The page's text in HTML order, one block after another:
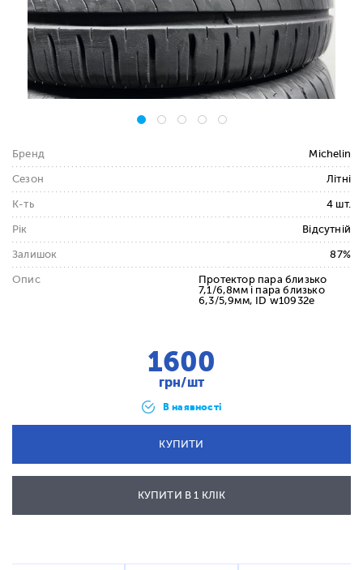
Бренд Michelin
Сезон Літні
К-ть 4 шт.
Рік Відсутній
Залишок 87%
Опис
Протектор пара близько
7,1/6,8мм і пара близько
6,3/5,9мм, ID w10932e
1600
грн/шт
В наявності
КУПИТИ
ВІДПРАВИТИ
КУПИТИ В 1 КЛІК